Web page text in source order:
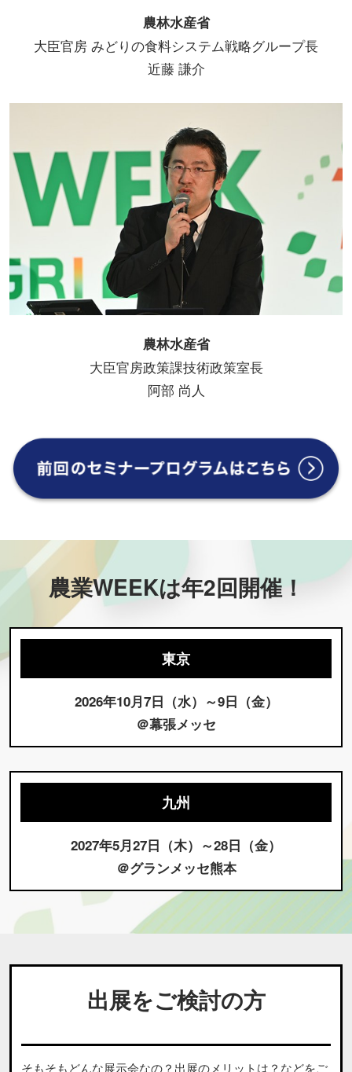
農林水産省
大臣官房 みどりの食料システム戦略グループ長
近藤 謙介
農林水産省
大臣官房政策課技術政策室長
阿部 尚人
農業WEEKは年2回開催！
東京
2026年10月7日（水）～9日（金）
＠幕張メッセ
九州
2027年5月27日（木）～28日（金）
＠グランメッセ熊本
出展をご検討の方
そもそもどんな展示会なの？出展のメリットは？などをご